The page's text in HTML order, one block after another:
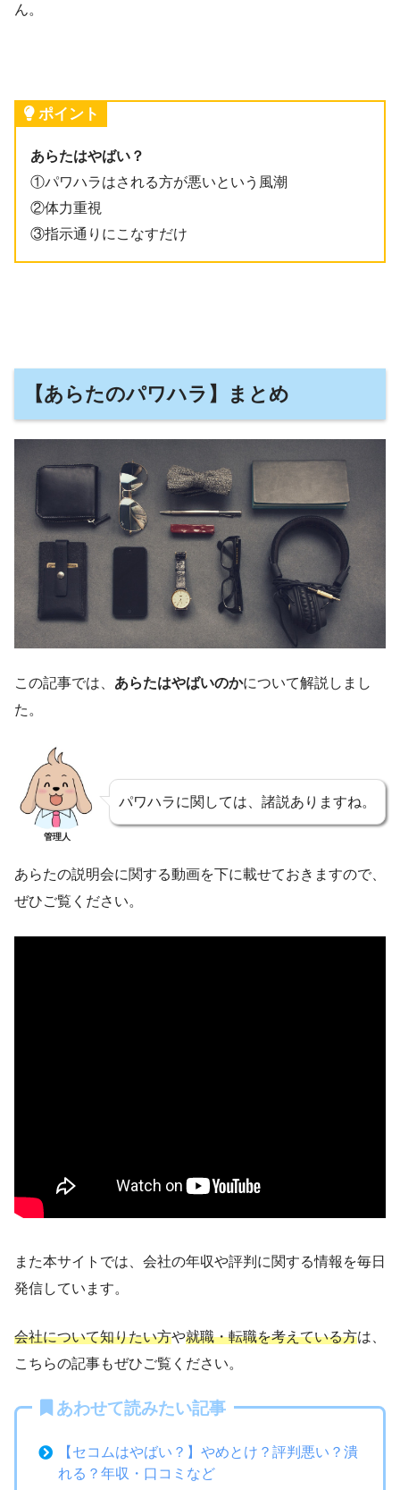
ん。
ポイント
あらたはやばい？
①パワハラはされる方が悪いという風潮
②体力重視
③指示通りにこなすだけ
【あらたのパワハラ】まとめ
この記事では、 あらたはやばいのかについて解説しまし
た。
管理人
パワハラに関しては、諸説ありますね。
あらたの説明会に関する動画を下に載せておきますので、
ぜひご覧ください。
また本サイトでは、会社の年収や評判に関する情報を毎日
発信しています。
会社について知りたい方や就職・転職を考えている方は、
こちらの記事もぜひご覧ください。
あわせて読みたい記事
【セコムはやばい？】やめとけ？評判悪い？潰
れる？年収・口コミなど